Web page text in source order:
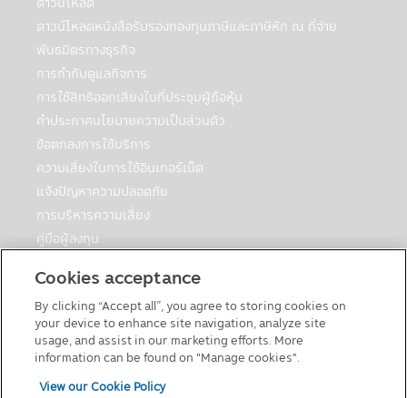
เหมาะสมเพื่อป้องกันอันตรายทางกายภาพหรือ
การสูญเสียทางการเงิน หรือเพื่อรายงานถึง
กิจกรรมที่ต้องสงสัยว่าผิดกฎหมาย
• เพื่อปกป้องผลประโยชน์ที่สำคัญของบุคคล
• เพื่อปกป้องทรัพย์สิน บริการ และสิทธิ์ตาม
กฎหมายของบริษัทจัดการ
• ในส่วนที่เชื่อมโยงกับบริการจัดส่งและบริการ
ต่างๆ ที่เกี่ยวข้องสำหรับการซื้อที่ทำโดยใช้การ
บริการ
• เพื่อช่วยประเมินและจัดการความเสี่ยง
ตลอดจนป้องกันการฉ้อโกงต่อบริษัทจัดการ
และการฉ้อโกงที่เกี่ยวข้องกับเว็บไซต์หรือการใช้
บริการของบริษัทจัดการ
• ให้หน่วยงาน/ธนาคาร/สถาบันการเงิน เพื่อ
ด้วยความยินยอมของท่าน:
บริษัทฯจะเปิดเผยข้อมูลส่วนบุคคลของท่านและ
ดาวน์โหลดหนังสือรับรองกองทุนภาษีและภาษีหัก ณ ที่จ่าย
พันธมิตรทางธุรกิจ
การกำกับดูแลกิจการ
การใช้สิทธิออกเสียงในที่ประชุมผู้ถือหุ้น
คำประกาศนโยบายความเป็นส่วนตัว
ข้อตกลงการใช้บริการ
ความเสี่ยงในการใช้อินเทอร์เน็ต
แจ้งปัญหาความปลอดภัย
การบริหารความเสี่ยง
คู่มือผู้ลงทุน
คู่มือการลงทุนในกองทุนที่มีสิทธิประโยชน์ทางภาษี
แบบฟอร์มต่างๆ
นโยบายเกี่ยวกับคุกกี้
Cookies acceptance
By clicking “Accept all”, you agree to storing cookies on
your device to enhance site navigation, analyze site
usage, and assist in our marketing efforts. More
information can be found on "Manage cookies".
View our Cookie Policy